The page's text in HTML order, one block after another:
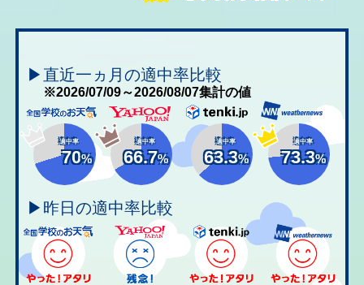
▶直近一ヵ月の適中率比較
※2026/07/09～2026/08/07集計の値
適中率
70%
適中率
66.7%
適中率
63.3%
適中率
73.3%
▶昨日の適中率比較